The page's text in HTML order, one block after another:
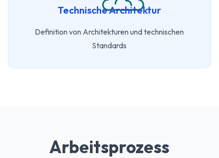
Technische Architektur
Definition von Architekturen und technischen
Standards
Arbeitsprozess